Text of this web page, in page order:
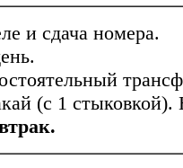
и сдача номера.
(с 1 стыковкой).